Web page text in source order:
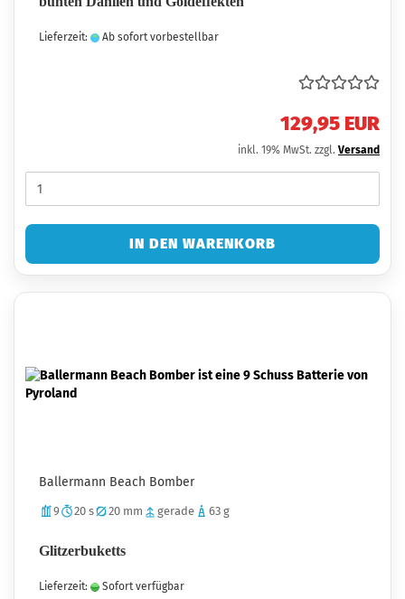
Lieferzeit: Ab sofort vorbestellbar
129,95 EUR
inkl. 19% MwSt. zzgl. Versand
IN DEN WARENKORB
Ballermann Beach Bomber
9 20 s 20 mm gerade 63 g
Glitzerbuketts
Lieferzeit: Sofort verfügbar